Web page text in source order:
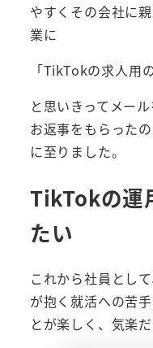
やすくその会社に
業に
「TikTokの求人用
と思いきってメール
お返事をもらった
に至りました。
TikTokの運
たい
これから社員とし
が抱く就活への苦
とが楽しく、気楽